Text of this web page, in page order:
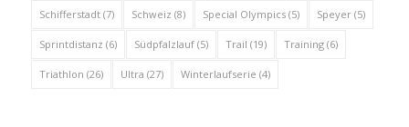
Schifferstadt(7) Schweiz (8) Special Olympics(5) Speyer(5)
Sprintdistanz (6) Südpfalzlauf(5) Trail (19) Training(6)
Triathlon (26) Ultra (27) Winterlaufserie (4)